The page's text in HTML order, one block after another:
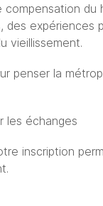
du
des expériences
vieillissement.
penser la
les échanges
inscription